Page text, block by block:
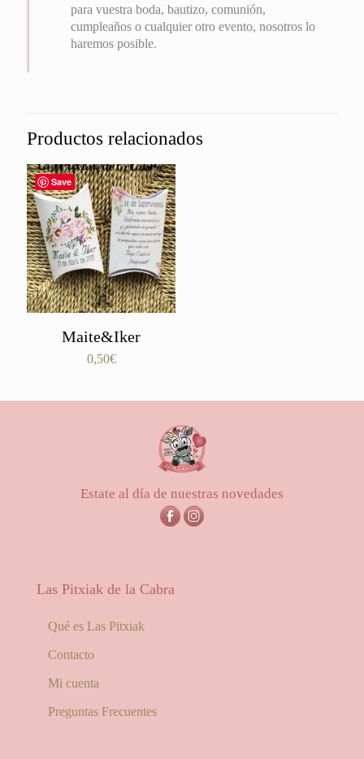
para vuestra boda, bautizo, comunión,
cumpleaños o cualquier otro evento, nosotros lo
haremos posible.
Productos relacionados
Save
Maite&Iker
0,50€
Estate al día de nuestras novedades
Las Pitxiak de la Cabra
Qué es Las Pitxiak
Contacto
Mi cuenta
Preguntas Frecuentes